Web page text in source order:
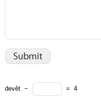
devět − = 4